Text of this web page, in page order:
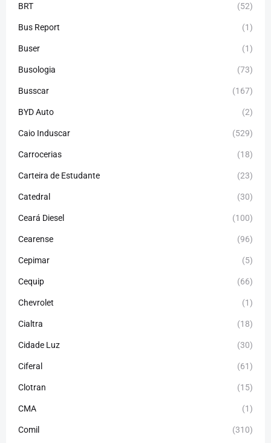
BRT (52)
Bus Report (1)
Buser (1)
Busologia (73)
Busscar (167)
BYD Auto (2)
Caio Induscar (529)
Carrocerias (18)
Carteira de Estudante (23)
Catedral (30)
Ceará Diesel (100)
Cearense (96)
Cepimar (5)
Cequip (66)
Chevrolet (1)
Cialtra (18)
Cidade Luz (30)
Ciferal (61)
Clotran (15)
CMA (1)
Comil (310)